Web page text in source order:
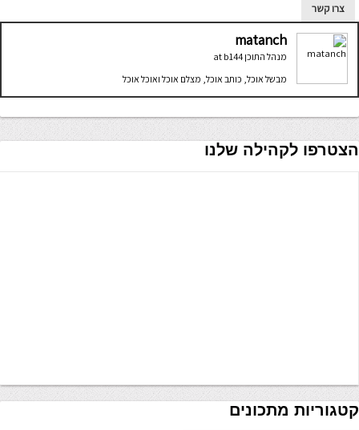
צרו קשר
matanch
מנהל התוכן b144
מבשל אוכל, כותב אוכל, מצלם אוכל ואוכל אוכל
הצטרפו לקהילה שלנו
קטגוריות מתכונים